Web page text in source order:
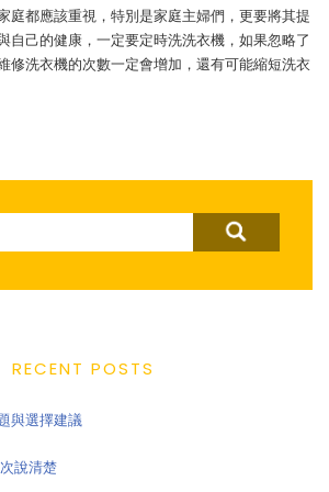
庭都應該重視，特別是家庭主婦們，更要將其提
自己的健康，一定要定時洗洗衣機，如果忽略了
修洗衣機的次數一定會增加，還有可能縮短洗衣
RECENT POSTS
與選擇建議
說清楚